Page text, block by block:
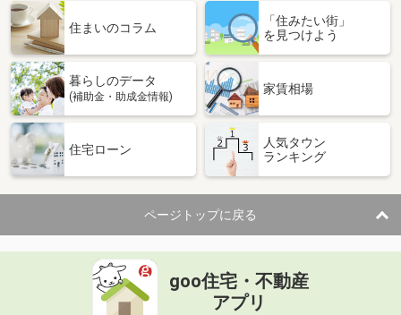
住まいのコラム
「住みたい街」
を見つけよう
暮らしのデータ
(補助金・助成金情報)
家賃相場
住宅ローン
人気タウン
ランキング
ページトップに戻る
goo住宅・不動産
アプリ